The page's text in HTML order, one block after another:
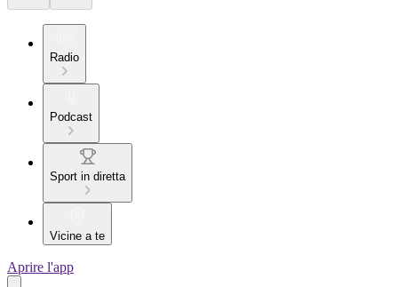
Radio
Podcast
Sport in diretta
Vicine a te
Aprire l'app